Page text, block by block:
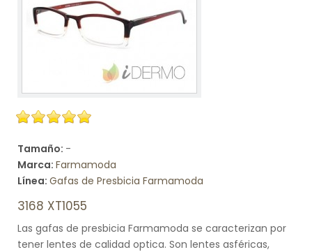
Tamaño: -
Marca: Farmamoda
Línea: Gafas de Presbicia Farmamoda
3168 XT1055
Las gafas de presbicia Farmamoda se caracterizan por
tener lentes de calidad optica. Son lentes asféricas,